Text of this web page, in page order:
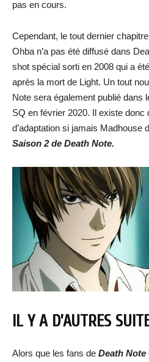
pas en cours.
Cependant, le tout dernier
Ohba n’a pas été diffusé dans
shot spécial sorti en 2008 qui a
après la mort de Light. Un tout
Note sera également publié dans
SQ en février 2020. Il existe
d’adaptation si jamais Madhouse
Saison 2 de Death Note.
IL Y A D’AUTRES
Alors que les fans de Death Note